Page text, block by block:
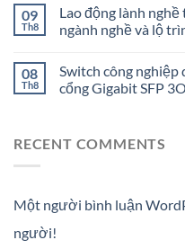
09
Th8
Lao động lành
ngành nghề và lộ
08
Th8
Switch công nghiệp
cổng Gigabit SFP
RECENT COMMENTS
Một người bình luận
người!